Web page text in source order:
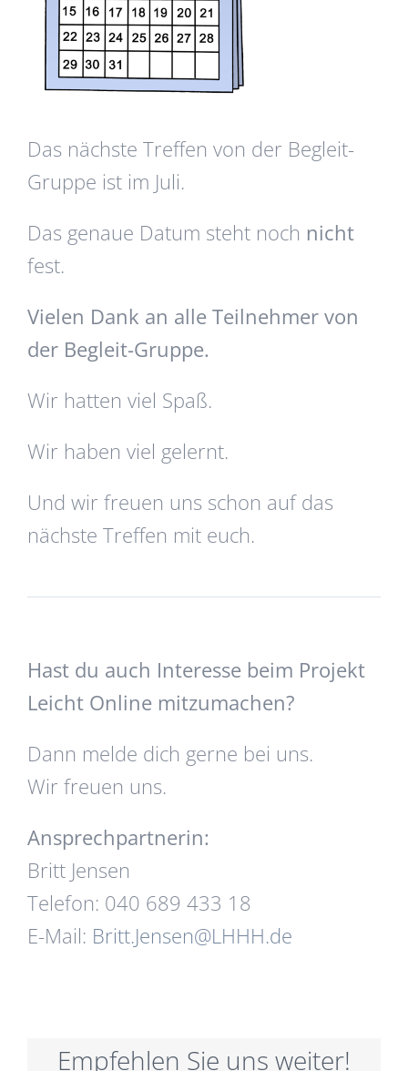
Das nächste Treffen von der Begleit-
Gruppe ist im Juli.
Das genaue Datum steht noch nicht
fest.
Vielen Dank an alle Teilnehmer von
der Begleit-Gruppe.
Wir hatten viel Spaß.
Wir haben viel gelernt.
Und wir freuen uns schon auf das
nächste Treffen mit euch.
Hast du auch Interesse beim Projekt
Leicht Online mitzumachen?
Dann melde dich gerne bei uns.
Wir freuen uns.
Ansprechpartnerin:
Britt Jensen
Telefon: 040 689 433 18
E-Mail: Britt.Jensen@LHHH.de
Empfehlen Sie uns weiter!